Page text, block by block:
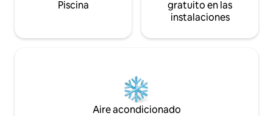
Piscina
gratuito en las
instalaciones
Aire acondicionado